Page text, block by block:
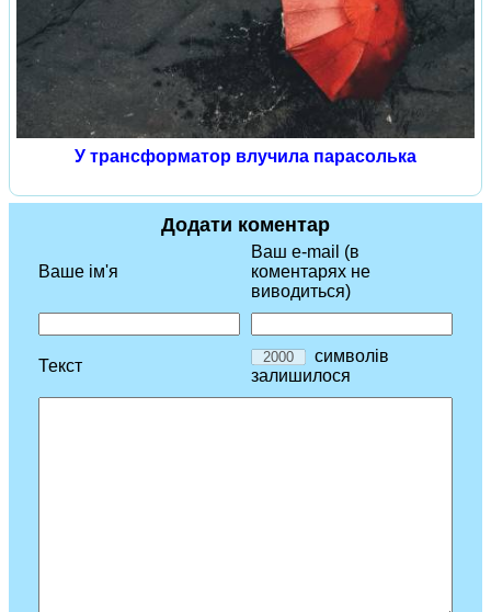
У трансформатор влучила парасолька
Додати коментар
Ваше ім'я
Ваш e-mail (в
коментарях не
виводиться)
Текст
символів
залишилося